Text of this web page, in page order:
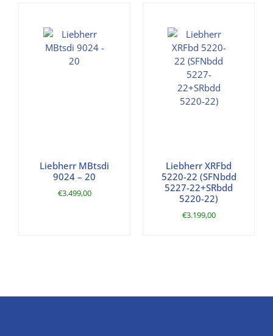
Liebherr MBtsdi
9024 – 20
€3.499,00
Liebherr XRFbd
5220-22 (SFNbdd
5227-22+SRbdd
5220-22)
€3.199,00